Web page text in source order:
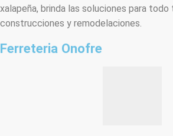
xalapeña, brinda las soluciones para todo
construcciones y remodelaciones.
Ferreteria Onofre